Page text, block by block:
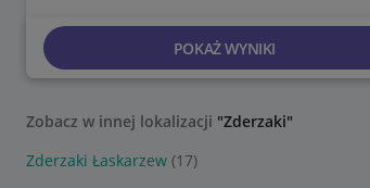
POKAŻ WYNIKI
Zobacz w innej lokalizacji "Zderzaki"
Zderzaki Łaskarzew (17)